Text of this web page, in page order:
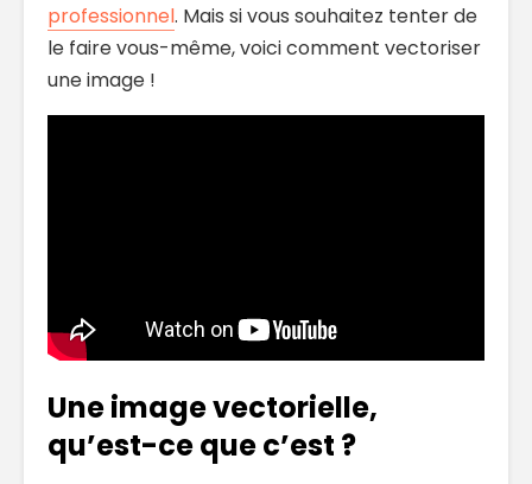
professionnel. Mais si vous souhaitez tenter de
le faire vous-même, voici comment vectoriser
une image !
Une image vectorielle,
qu’est-ce que c’est ?